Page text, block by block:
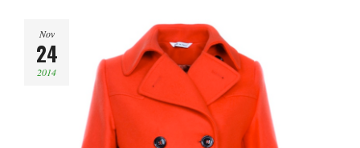
Nov
24
2014